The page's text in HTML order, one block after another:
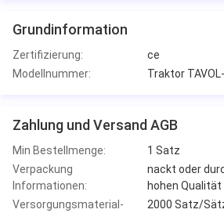
Grundinformation
Zertifizierung:
ce
Modellnummer:
Traktor
Zahlung und Versand AGB
Min Bestellmenge:
1 Satz
Verpackung
Informationen:
nackt oder
hohen Qualität
Versorgungsmaterial-
2000 Satz/